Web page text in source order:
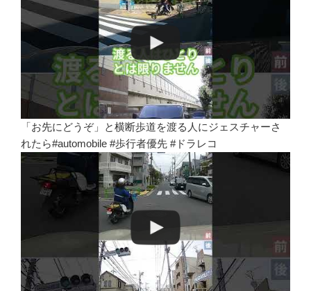
「お先にどうぞ」と横断歩道を渡る人にジェスチャーさ
れたら#automobile #歩行者優先 #ドラレコ